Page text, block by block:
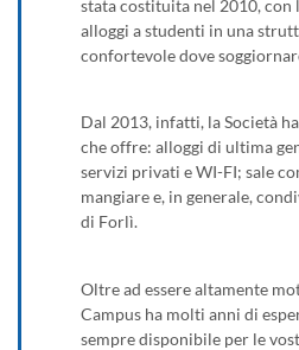
stata costituita nel 2010, con
alloggi a studenti in una
confortevole dove
Dal 2013, infatti, la Società
che offre: alloggi di ultima
servizi privati e WI-FI; sale
mangiare e, in generale,
di Forlì.
Oltre ad essere altamente
Campus ha molti anni di
sempre disponibile per le